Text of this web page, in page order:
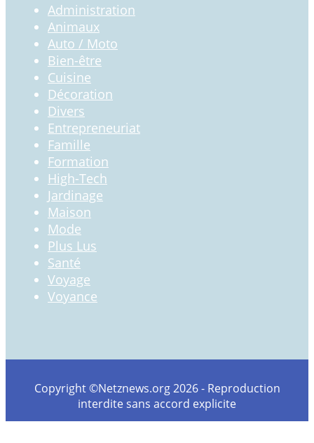
Administration
Animaux
Auto / Moto
Bien-être
Cuisine
Décoration
Divers
Entrepreneuriat
Famille
Formation
High-Tech
Jardinage
Maison
Mode
Plus Lus
Santé
Voyage
Voyance
Copyright ©Netznews.org 2026 - Reproduction
interdite sans accord explicite